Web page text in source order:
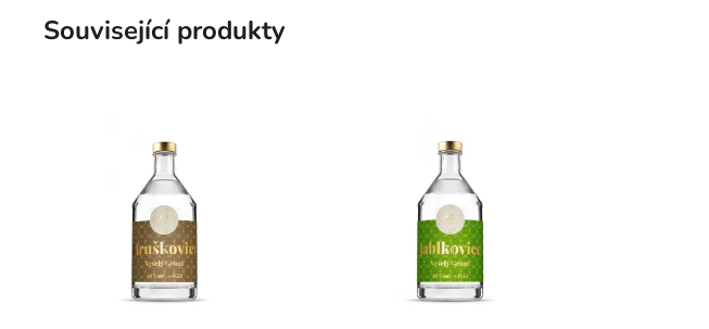
Související produkty